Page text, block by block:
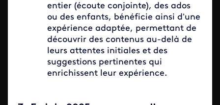
entier (écoute conjointe), des ados
ou des enfants, bénéficie ainsi d’une
expérience adaptée, permettant de
découvrir des contenus au-delà de
leurs attentes initiales et des
suggestions pertinentes qui
enrichissent leur expérience.